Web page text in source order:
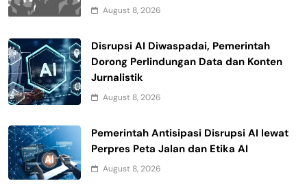
August 8, 2026
Disrupsi AI Diwaspadai, Pemerintah
Dorong Perlindungan Data dan Konten
Jurnalistik
August 8, 2026
Pemerintah Antisipasi Disrupsi AI lewat
Perpres Peta Jalan dan Etika AI
August 8, 2026